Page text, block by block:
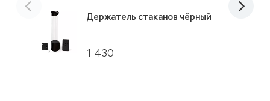
1 430
Держатель стаканов чёрный